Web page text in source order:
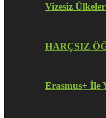
Vizesiz
HARÇSIZ
Erasmus+ İle